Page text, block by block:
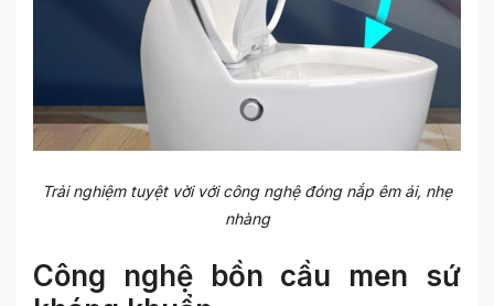
Trải nghiệm tuyệt vời với công nghệ đóng nắp êm ái, nhẹ
nhàng
Công nghệ bồn cầu men sứ